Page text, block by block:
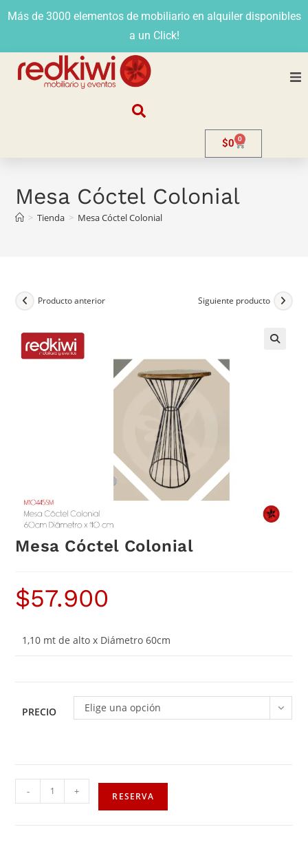
Más de 3000 elementos de mobiliario en alquiler disponibles
a un Click!
Contacto
$0 0
Mesa Cóctel Colonial
> Tienda > Mesa Cóctel Colonial
Producto anterior Siguiente producto
Mesa Cóctel Colonial
$57.900
1,10 mt de alto x Diámetro 60cm
PRECIO Elige una opción
- + RESERVA